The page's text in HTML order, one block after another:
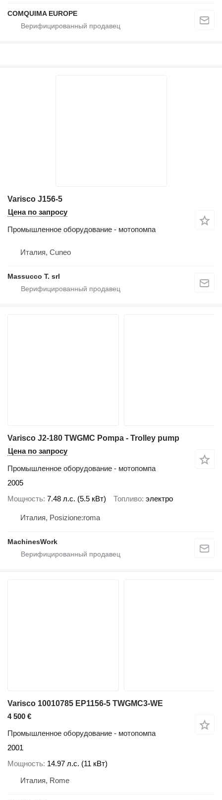
COMQUIMA EUROPE
Varisco J156-5
Цена по запросу
Промышленное оборудование - мотопомпа
Италия, Cuneo
Massucco T. srl
Varisco J2-180 TWGMC Pompa - Trolley pump
Цена по запросу
Промышленное оборудование - мотопомпа
2005
Мощность 7.48 л.с. (5.5 кВт) Топливо электро
Италия, Posizione:roma
MachinesWork
Varisco 10010785 EP1156-5 TWGMC3-WE
4 500 €
Промышленное оборудование - мотопомпа
2001
Мощность 14.97 л.с. (11 кВт)
Италия, Rome